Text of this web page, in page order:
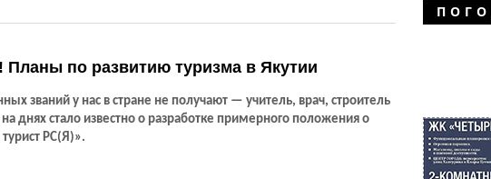
Планы по развитию туризма в Якутии
званий у нас в стране не получают — учитель, врач, строитель
днях стало известно о разработке примерного положения о
РС(Я)».